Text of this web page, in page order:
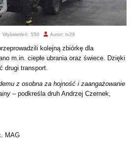
Wyświetleń: 550 Autor: tv28
kolejną zbiórkę dla
m.in. ciepłe ubrania oraz świece. Dzięki
drugi transport.
z osobna za hojność i zaangażowanie
– podkreśla druh Andrzej Czernek,
MAG